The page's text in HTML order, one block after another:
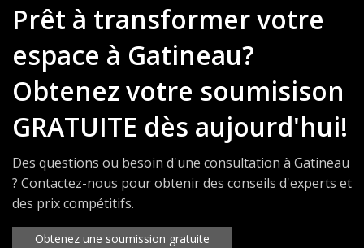
Prêt à transformer votre
espace à Gatineau?
Obtenez votre soumisison
GRATUITE dès aujourd'hui!
Des questions ou besoin d'une consultation à Gatineau
? Contactez-nous pour obtenir des conseils d'experts et
des prix compétitifs.
Obtenez une soumission gratuite